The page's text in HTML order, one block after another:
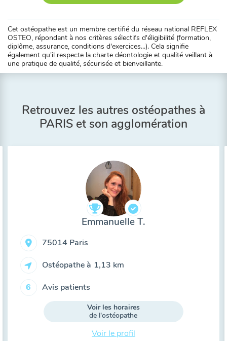
Cet ostéopathe est un membre certifié du réseau national REFLEX
OSTEO, répondant à nos critères sélectifs d'éligibilité (formation,
diplôme, assurance, conditions d'exercices...). Cela signifie
également qu'il respecte la charte déontologie et qualité veillant à
une pratique de qualité, sécurisée et bienveillante.
Retrouvez les autres ostéopathes à
PARIS et son agglomération
Emmanuelle T.
75014 Paris
Ostéopathe à 1,13 km
6 Avis patients
Voir les horaires
de l'ostéopathe
Voir le profil